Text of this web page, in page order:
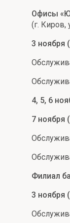
Офисы
(г. Киров,
3 ноября
4, 5, 6
7 ноября
Филиал
3 ноября